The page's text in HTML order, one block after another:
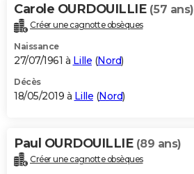
Carole OURDOUILLIE (57 ans)
Créer une cagnotte obsèques
Naissance
27/07/1961 à Lille (Nord)
Décès
18/05/2019 à Lille (Nord)
Paul OURDOUILLIE (89 ans)
Créer une cagnotte obsèques